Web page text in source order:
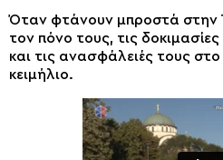
Όταν φτάνουν μπροστά στην
τον πόνο τους, τις
και τις ανασφάλειές τους
κειμήλιο.